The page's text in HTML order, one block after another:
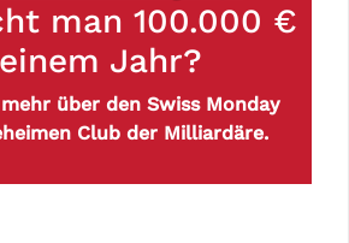
man 100.000 €
Jahr?
über den Swiss Monday
Club der Milliardäre.